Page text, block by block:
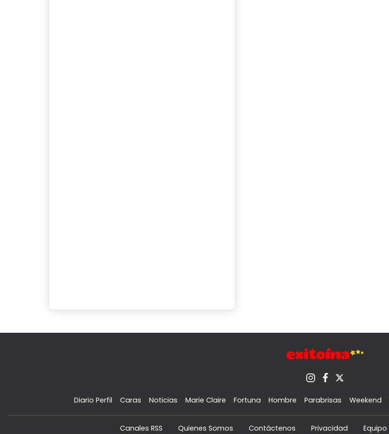
Diario Perfil Caras Noticias Marie Claire Fortuna Hombre Parabrisas Weekend
Canales RSS Quienes Somos Contáctenos Privacidad Equipo